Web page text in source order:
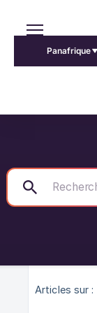
Panafrique
Articles sur :